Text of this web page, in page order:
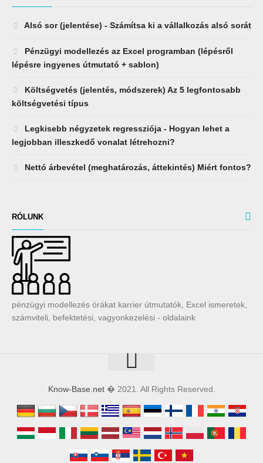
Alsó sor (jelentése) - Számítsa ki a vállalkozás alsó sorát
Pénzügyi modellezés az Excel programban (lépésről
lépésre ingyenes útmutató + sablon)
Költségvetés (jelentés, módszerek) Az 5 legfontosabb
költségvetési típus
Legkisebb négyzetek regressziója - Hogyan lehet a
legjobban illeszkedő vonalat létrehozni?
Nettó árbevétel (meghatározás, áttekintés) Miért fontos?
RÓLUNK
pénzügyi modellezés órákat karrier útmutatók, Excel ismeretek,
számviteli, befektetési, vagyonkezelési - oldalaink
Know-Base.net� 2021. All Rights Reserved.